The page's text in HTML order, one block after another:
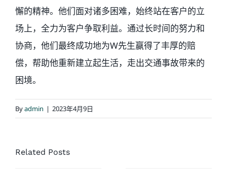
懈的精神。他们面对诸多困难，始终站在客户的立
场上，全力为客户争取利益。通过长时间的努力和
协商，他们最终成功地为W先生赢得了丰厚的赔
偿，帮助他重新建立起生活，走出交通事故带来的
困境。
Byadmin | 2023年4月9日
Related Posts
经典结案
一场车